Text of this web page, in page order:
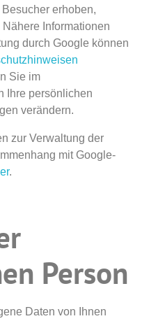
erhoben,
Informationen
durch Google können
Sie im
Ihre persönlichen
verändern.
zur Verwaltung der
mit Google-
.
Person
Daten von Ihnen